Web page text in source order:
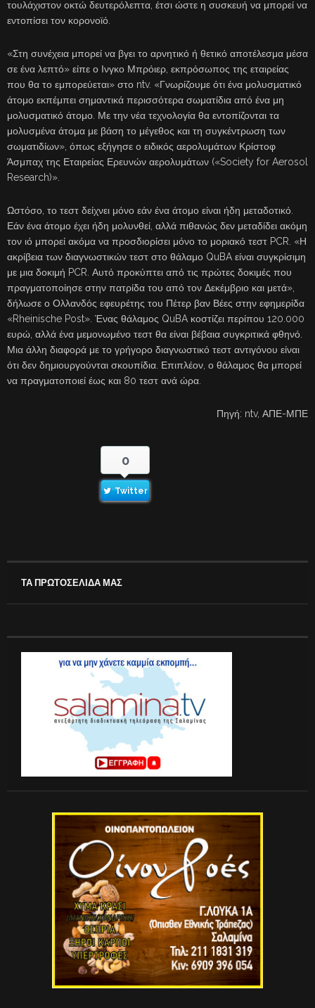
τουλάχιστον οκτώ δευτερόλεπτα, έτσι ώστε η συσκευή να μπορεί να
εντοπίσει τον κορονοϊό.
«Στη συνέχεια μπορεί να βγει το αρνητικό ή θετικό αποτέλεσμα μέσα
σε ένα λεπτό» είπε ο Ινγκο Μπρόιερ, εκπρόσωπος της εταιρείας
που θα το εμπορεύεται» στο ntv. «Γνωρίζουμε ότι ένα μολυσματικό
άτομο εκπέμπει σημαντικά περισσότερα σωματίδια από ένα μη
μολυσματικό άτομο. Με την νέα τεχνολογία θα εντοπίζονται τα
μολυσμένα άτομα με βάση το μέγεθος και τη συγκέντρωση των
σωματιδίων», όπως εξήγησε ο ειδικός αερολυμάτων Κρίστοφ
Άσμπαχ της Εταιρείας Ερευνών αερολυμάτων («Society for Aerosol
Research)».
Ωστόσο, το τεστ δείχνει μόνο εάν ένα άτομο είναι ήδη μεταδοτικό.
Εάν ένα άτομο έχει ήδη μολυνθεί, αλλά πιθανώς δεν μεταδίδει ακόμη
τον ιό μπορεί ακόμα να προσδιορίσει μόνο το μοριακό τεστ PCR. «Η
ακρίβεια των διαγνωστικών τεστ στο θάλαμο QuBA είναι συγκρίσιμη
με μια δοκιμή PCR. Αυτό προκύπτει από τις πρώτες δοκιμές που
πραγματοποίησε στην πατρίδα του από τον Δεκέμβριο και μετά»,
δήλωσε ο Ολλανδός εφευρέτης του Πέτερ βαν Βέες στην εφημερίδα
«Rheinische Post». Ένας θάλαμος QuBA κοστίζει περίπου 120.000
ευρώ, αλλά ένα μεμονωμένο τεστ θα είναι βέβαια συγκριτικά φθηνό.
Μια άλλη διαφορά με το γρήγορο διαγνωστικό τεστ αντιγόνου είναι
ότι δεν δημιουργούνται σκουπίδια. Επιπλέον, ο θάλαμος θα μπορεί
να πραγματοποιεί έως και 80 τεστ ανά ώρα.
Πηγή: ntv, ΑΠΕ-ΜΠΕ
0
Twitter
ΤΑ ΠΡΩΤΟΣΕΛΙΔΑ ΜΑΣ